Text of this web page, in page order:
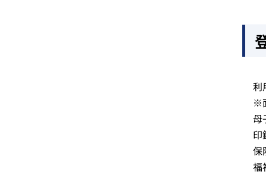
利
※
母
印
保
福